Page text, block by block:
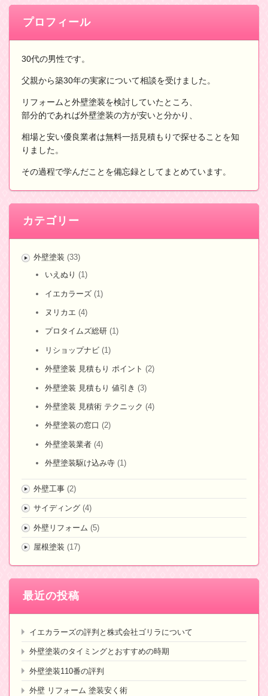
プロフィール
30代の男性です。
父親から築30年の実家について相談を受けました。
リフォームと外壁塗装を検討していたところ、
部分的であれば外壁塗装の方が安いと分かり、
相場と安い優良業者は無料一括見積もりで探せることを知
りました。
その過程で学んだことを備忘録としてまとめています。
カテゴリー
外壁塗装 (33)
いえぬり (1)
イエカラーズ (1)
ヌリカエ (4)
プロタイムズ総研 (1)
リショップナビ (1)
外壁塗装 見積もり ポイント (2)
外壁塗装 見積もり 値引き (3)
外壁塗装 見積術 テクニック (4)
外壁塗装の窓口 (2)
外壁塗装業者 (4)
外壁塗装駆け込み寺 (1)
外壁工事(2)
サイディング(4)
外壁リフォーム (5)
屋根塗装 (17)
最近の投稿
イエカラーズの評判と株式会社ゴリラについて
外壁塗装のタイミングとおすすめの時期
外壁塗装110番の評判
外壁 リフォーム 塗装安く術